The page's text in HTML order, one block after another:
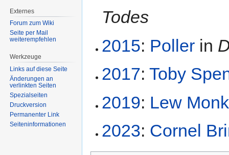
Todes
2015: Poller in
2017:Toby
2019: Lew Monk
2023: Cornel
Externes
Forum zum Wiki
Seite per Mail
weiterempfehlen
Werkzeuge
Links auf diese Seite
Änderungen an
verlinkten Seiten
Spezialseiten
Druckversion
Permanenter Link
Seiten­informationen